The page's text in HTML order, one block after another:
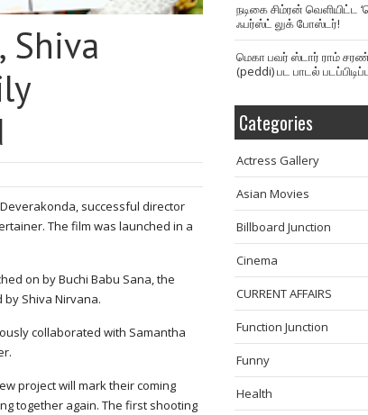
Shiva
successful director
The film was launched in a
on by Buchi Babu Sana, the
Shiva Nirvana.
collaborated with Samantha
project will mark their coming
together again. The first shooting
நடிகை சிம்ரன் வெளியிட்ட
ஃபர்ஸ்ட் லுக் போஸ்டர்!
மெகா பவர் ஸ்டார் ராம்
(peddi) பட பாடல்
Categories
Actress Gallery
Asian Movies
Billboard Junction
Cinema
CURRENT AFFAIRS
Function Junction
Funny
Health